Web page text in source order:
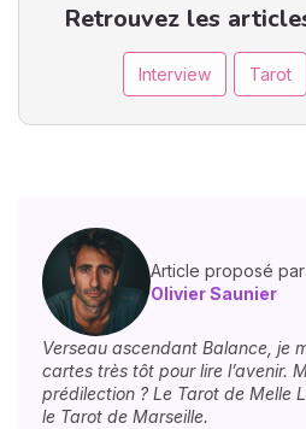
Retrouvez les
Interview Tarot
Article proposé par
Olivier Saunier
Verseau ascendant Balance, je
cartes très tôt pour lire l’avenir.
prédilection ? Le Tarot de Melle
le Tarot de Marseille.